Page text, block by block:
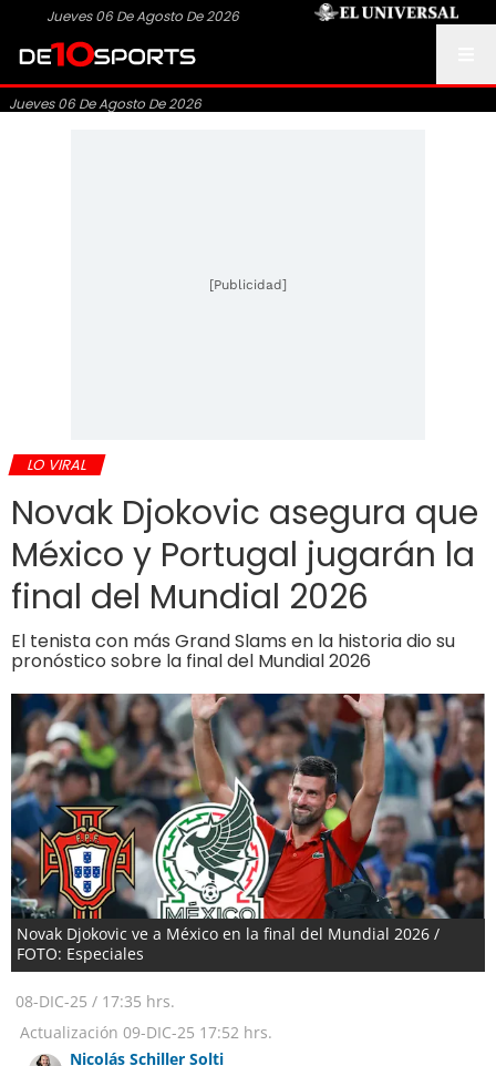
Jueves 06 De Agosto De 2026
Jueves 06 De Agosto De 2026
[Publicidad]
LO VIRAL
Novak Djokovic asegura que
México y Portugal jugarán la
final del Mundial 2026
El tenista con más Grand Slams en la historia dio su
pronóstico sobre la final del Mundial 2026
Novak Djokovic ve a México en la final del Mundial 2026 /
FOTO: Especiales
08-DIC-25 / 17:35 hrs.
Actualización 09-DIC-25 17:52 hrs.
Nicolás Schiller Solti